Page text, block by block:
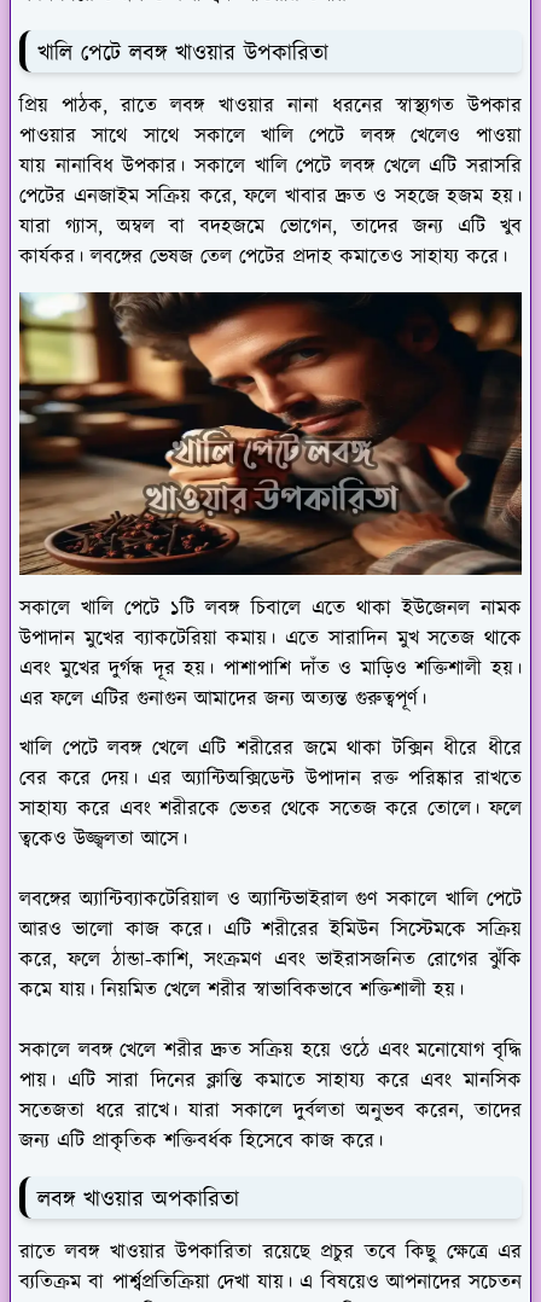
খালি পেটে লবঙ্গ খাওয়ার উপকারিতা
প্রিয় পাঠক, রাতে লবঙ্গ খাওয়ার নানা ধরনের স্বাস্থ্যগত উপকার
পাওয়ার সাথে সাথে সকালে খালি পেটে লবঙ্গ খেলেও পাওয়া
যায় নানাবিধ উপকার। সকালে খালি পেটে লবঙ্গ খেলে এটি সরাসরি
পেটের এনজাইম সক্রিয় করে, ফলে খাবার দ্রুত ও সহজে হজম হয়।
যারা গ্যাস, অম্বল বা বদহজমে ভোগেন, তাদের জন্য এটি খুব
কার্যকর। লবঙ্গের ভেষজ তেল পেটের প্রদাহ কমাতেও সাহায্য করে।
সকালে খালি পেটে ১টি লবঙ্গ চিবালে এতে থাকা ইউজেনল নামক
উপাদান মুখের ব্যাকটেরিয়া কমায়। এতে সারাদিন মুখ সতেজ থাকে
এবং মুখের দুর্গন্ধ দূর হয়। পাশাপাশি দাঁত ও মাড়িও শক্তিশালী হয়।
এর ফলে এটির গুনাগুন আমাদের জন্য অত্যন্ত গুরুত্বপূর্ণ।
খালি পেটে লবঙ্গ খেলে এটি শরীরের জমে থাকা টক্সিন ধীরে ধীরে
বের করে দেয়। এর অ্যান্টিঅক্সিডেন্ট উপাদান রক্ত পরিষ্কার রাখতে
সাহায্য করে এবং শরীরকে ভেতর থেকে সতেজ করে তোলে। ফলে
ত্বকেও উজ্জ্বলতা আসে।
লবঙ্গের অ্যান্টিব্যাকটেরিয়াল ও অ্যান্টিভাইরাল গুণ সকালে খালি পেটে
আরও ভালো কাজ করে। এটি শরীরের ইমিউন সিস্টেমকে সক্রিয়
করে, ফলে ঠান্ডা-কাশি, সংক্রমণ এবং ভাইরাসজনিত রোগের ঝুঁকি
কমে যায়। নিয়মিত খেলে শরীর স্বাভাবিকভাবে শক্তিশালী হয়।
সকালে লবঙ্গ খেলে শরীর দ্রুত সক্রিয় হয়ে ওঠে এবং মনোযোগ বৃদ্ধি
পায়। এটি সারা দিনের ক্লান্তি কমাতে সাহায্য করে এবং মানসিক
সতেজতা ধরে রাখে। যারা সকালে দুর্বলতা অনুভব করেন, তাদের
জন্য এটি প্রাকৃতিক শক্তিবর্ধক হিসেবে কাজ করে।
লবঙ্গ খাওয়ার অপকারিতা
রাতে লবঙ্গ খাওয়ার উপকারিতা রয়েছে প্রচুর তবে কিছু ক্ষেত্রে এর
ব্যতিক্রম বা পার্শ্বপ্রতিক্রিয়া দেখা যায়। এ বিষয়েও আপনাদের সচেতন